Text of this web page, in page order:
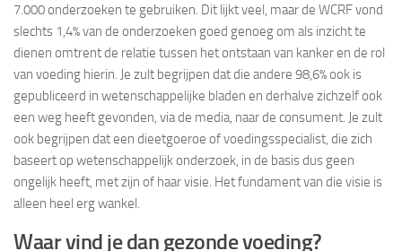
7.000 onderzoeken te gebruiken. Dit lijkt veel, maar de WCRF vond
slechts 1,4% van de onderzoeken goed genoeg om als inzicht te
dienen omtrent de relatie tussen het ontstaan van kanker en de rol
van voeding hierin. Je zult begrijpen dat die andere 98,6% ook is
gepubliceerd in wetenschappelijke bladen en derhalve zichzelf ook
een weg heeft gevonden, via de media, naar de consument. Je zult
ook begrijpen dat een dieetgoeroe of voedingsspecialist, die zich
baseert op wetenschappelijk onderzoek, in de basis dus geen
ongelijk heeft, met zijn of haar visie. Het fundament van die visie is
alleen heel erg wankel.
Waar vind je dan gezonde voeding?